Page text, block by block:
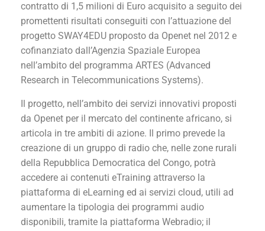
contratto di 1,5 milioni di Euro acquisito a seguito dei
promettenti risultati conseguiti con l’attuazione del
progetto SWAY4EDU proposto da Openet nel 2012 e
cofinanziato dall’Agenzia Spaziale Europea
nell’ambito del programma ARTES (Advanced
Research in Telecommunications Systems).
Il progetto, nell’ambito dei servizi innovativi proposti
da Openet per il mercato del continente africano, si
articola in tre ambiti di azione. Il primo prevede la
creazione di un gruppo di radio che, nelle zone rurali
della Repubblica Democratica del Congo, potrà
accedere ai contenuti eTraining attraverso la
piattaforma di eLearning ed ai servizi cloud, utili ad
aumentare la tipologia dei programmi audio
disponibili, tramite la piattaforma Webradio; il